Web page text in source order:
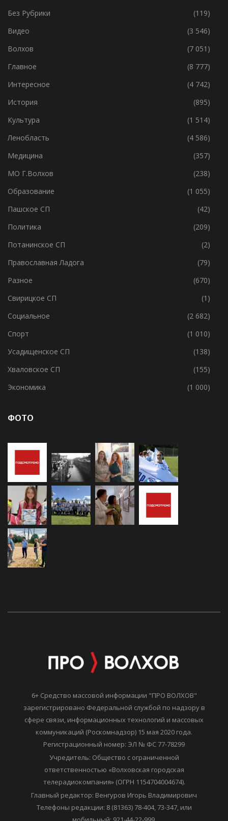
Без Рубрики
(119)
Видео
(3 546)
Волхов
(7 051)
Главное
(8 777)
Интересное
(4 742)
История
(895)
Культура
(1 514)
Ленобласть
(4 586)
Медицина
(357)
МО Г.Волхов
(238)
Образование
(1 055)
Пашское СП
(42)
Политика
(209)
Потанинское СП
(2)
Православная Ладога
(79)
Разное
(670)
Свирицкое СП
(1)
Социальное
(2 682)
Спорт
(1 010)
Усадищенское СП
(138)
Хваловское СП
(155)
Экономика
(1 000)
ФОТО
6+ Средство массовой информации "ПРО ВОЛХОВ"
зарегистрировано Федеральной службой по надзору в
сфере связи, информационных технологий и массовых
коммуникаций (Роскомнадзор) 15 мая 2020 года.
Регистрационный номер: ЭЛ № ФС 77-78299
Учредитель: Общество с ограниченной
ответственностью «Волховская городская
телерадиокомпания» (ОГРН 1154704004674).
Главный редактор: Венгуров Игорь Владимирович
Телефоны редакции: 8 (81363) 78-404, 73-347, или